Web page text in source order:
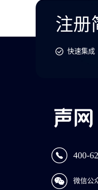
注册
快速集成
400-
微信公